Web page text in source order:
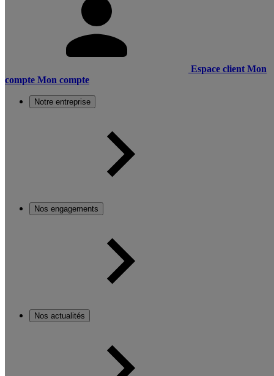
Espace client Mon
compte Mon compte
Notre entreprise
Nos engagements
Nos actualités